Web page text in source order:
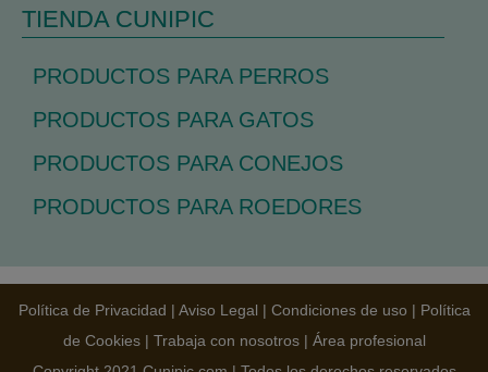
TIENDA CUNIPIC
PRODUCTOS PARA PERROS
PRODUCTOS PARA GATOS
PRODUCTOS PARA CONEJOS
PRODUCTOS PARA ROEDORES
Política de Privacidad | Aviso Legal | Condiciones de uso | Política
de Cookies| Trabaja con nosotros| Área profesional